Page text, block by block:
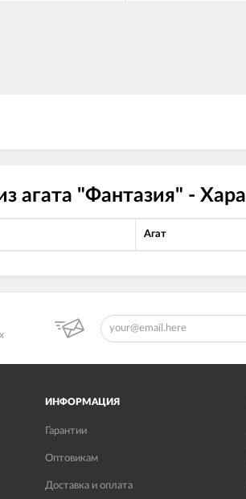
агата "Фантазия" -
Агат
ИНФОРМАЦИЯ
Гарантии
Оптовикам
Доставка и оплата